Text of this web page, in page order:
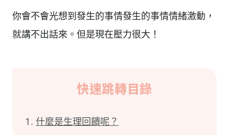
你會不會光想到發生的事情發生的事情情緒激動，
就講不出話來。但是現在壓力很大！
快速跳轉目錄
什麼是生理回饋呢？